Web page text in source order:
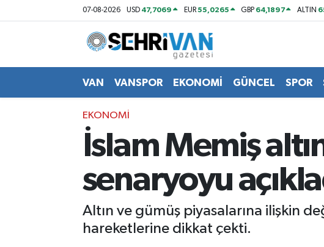
07-08-2026 USD 47,7069 EUR55,0265 GBP 64,1897 ALTIN
VAN VANSPOR EKONOMİ GÜNCEL SPOR
EKONOMİ
İslam Memiş
senaryoyu
Altın ve gümüş piyasalarına ilişkin
hareketlerine dikkat çekti.
Van Nöbetçi Eczaneler
Van Hava Durumu
VAN Namaz Vakitleri
Van Trafik Yoğunluk Haritası
Süper Lig Puan Durumu ve Fikstür
Son Dakika Haberleri